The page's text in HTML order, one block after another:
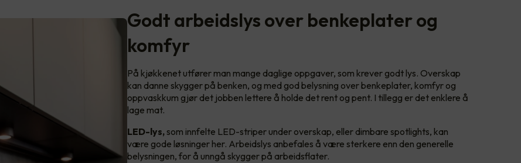
Godt arbeidslys over benkeplater og
komfyr
På kjøkkenet utfører man mange daglige oppgaver, som krever godt lys. Overskap
kan danne skygger på benken, og med god belysning over benkeplater, komfyr og
oppvaskkum gjør det jobben lettere å holde det rent og pent. I tillegg er det enklere å
lage mat.
LED-lys,som innfelte LED-striper under overskap, eller dimbare spotlights, kan
være gode løsninger her. Arbeidslys anbefales å være sterkere enn den generelle
belysningen, for å unngå skygger på arbeidsflater.